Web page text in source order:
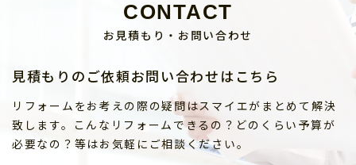
CONTACT
お見積もり・お問い合わせ
見積もりのご依頼お問い合わせはこちら
リフォームをお考えの際の疑問はスマイエがまとめて解決
致します。こんなリフォームできるの？どのくらい予算が
必要なの？等はお気軽にご相談ください。